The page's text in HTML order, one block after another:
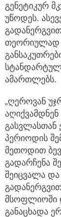
გენეტიკურ
უწოდეს.
თეორიულად
ამართლებს.
„ღეროვან
გასვლასთან
პერიოდის
მეთოდით
გადარჩენა
შეიცვალა
მსოფლიოში
განაცხადა